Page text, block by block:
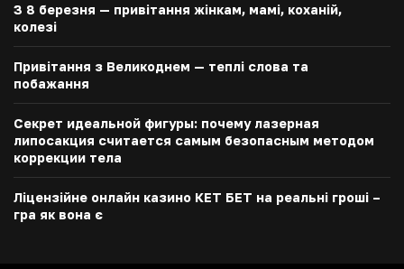
З 8 березня — привітання жінкам, мамі, коханій,
колезі
Привітання з Великоднем — теплі слова та
побажання
Секрет идеальной фигуры: почему лазерная
липосакция считается самым безопасным методом
коррекции тела
Ліцензійне онлайн казино КЕТ БЕТ на реальні гроші –
гра як вона є